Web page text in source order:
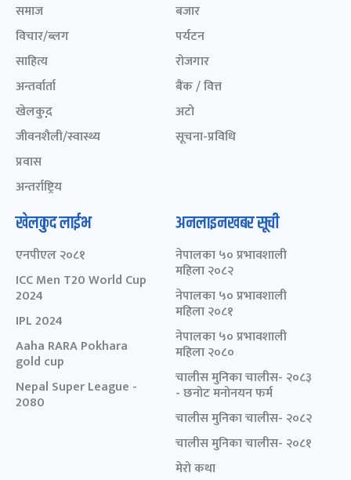
समाज
विचार/ब्लग
साहित्य
अन्तर्वार्ता
खेलकुद़़
जीवनशैली/स्वास्थ्य
प्रवास
अन्तर्राष्ट्रिय
बजार
पर्यटन
रोजगार
बैंक / वित्त
अटो
सूचना-प्रविधि
खेलकुद लाईभ
एनपीएल २०८१
ICC Men T20 World Cup
2024
IPL 2024
Aaha RARA Pokhara
gold cup
Nepal Super League -
2080
अनलाइनखबर सूची
नेपालका ५० प्रभावशाली
महिला २०८२
नेपालका ५० प्रभावशाली
महिला २०८१
नेपालका ५० प्रभावशाली
महिला २०८०
चालीस मुनिका चालीस- २०८३
- छनोट मनोनयन फर्म
चालीस मुनिका चालीस- २०८२
चालीस मुनिका चालीस- २०८१
मेरो कथा